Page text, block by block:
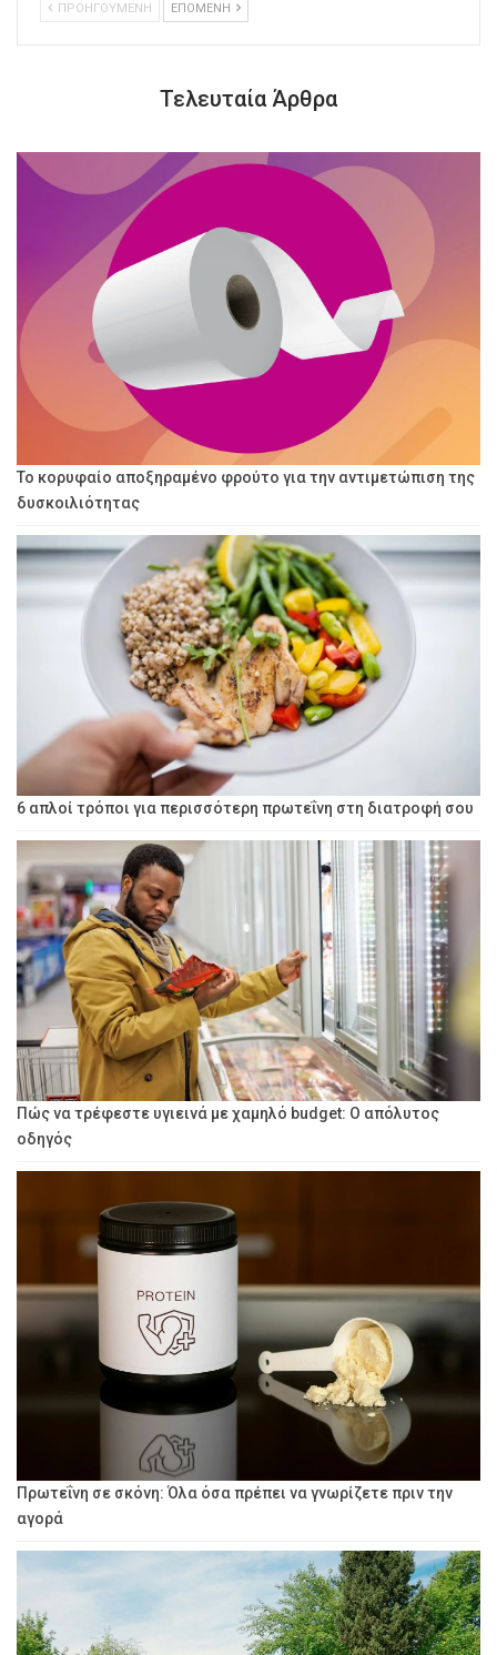
ΠΡΟΗΓΟΥΜΕΝΗ ΕΠΟΜΕΝΗ
Τελευταία Άρθρα
Το κορυφαίο αποξηραμένο φρούτο για την αντιμετώπιση της
δυσκοιλιότητας
6 απλοί τρόποι για περισσότερη πρωτεΐνη στη διατροφή σου
Πώς να τρέφεστε υγιεινά με χαμηλό budget: Ο απόλυτος
οδηγός
Πρωτεΐνη σε σκόνη: Όλα όσα πρέπει να γνωρίζετε πριν την
αγορά